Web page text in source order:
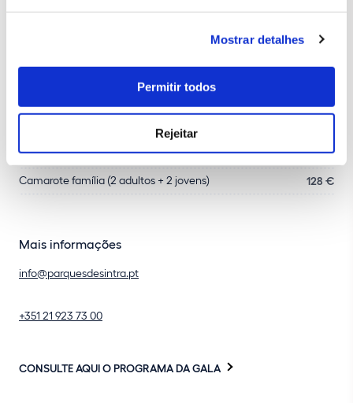
Mostrar detalhes
Permitir todos
Rejeitar
Camarote Sénior (+65 anos) 35 €
Camarote família (2 adultos + 2 jovens) 128 €
Mais informações
info@parquesdesintra.pt
+351 21 923 73 00
CONSULTE AQUI O PROGRAMA DA GALA